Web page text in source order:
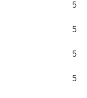
5
5
5
5